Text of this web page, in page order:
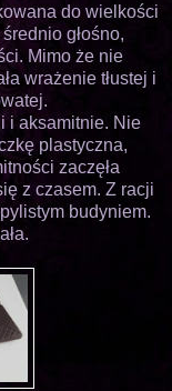
do wielkości
głośno,
Mimo że nie
wrażenie tłustej i
i aksamitnie. Nie
plastyczna,
zaczęła
z czasem. Z racji
budyniem.